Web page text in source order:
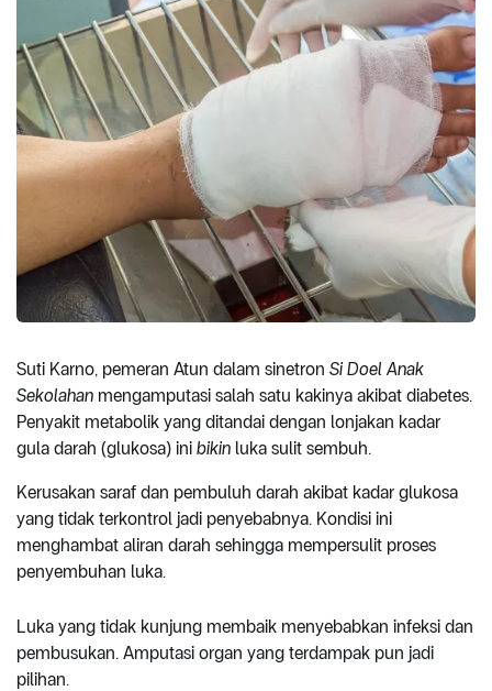
Suti Karno, pemeran Atun dalam sinetron Si Doel Anak
Sekolahan mengamputasi salah satu kakinya akibat diabetes.
Penyakit metabolik yang ditandai dengan lonjakan kadar
gula darah (glukosa) ini bikin luka sulit sembuh.
Kerusakan saraf dan pembuluh darah akibat kadar glukosa
yang tidak terkontrol jadi penyebabnya. Kondisi ini
menghambat aliran darah sehingga mempersulit proses
penyembuhan luka.
Luka yang tidak kunjung membaik menyebabkan infeksi dan
pembusukan. Amputasi organ yang terdampak pun jadi
pilihan.